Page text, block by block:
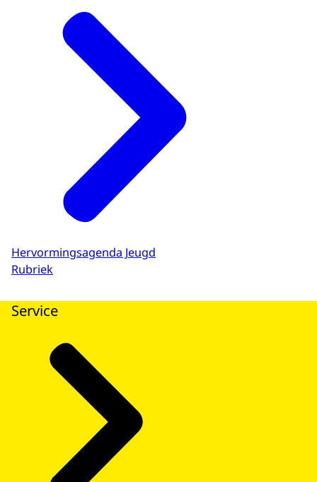
Hervormingsagenda Jeugd
Rubriek
Service